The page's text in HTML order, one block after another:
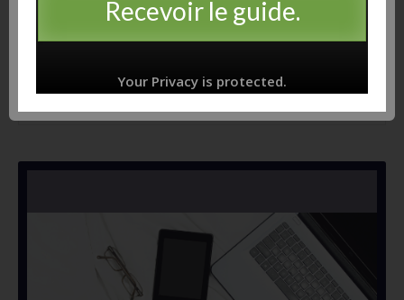
Catégories
Recevoir le guide.
Your Privacy is protected.